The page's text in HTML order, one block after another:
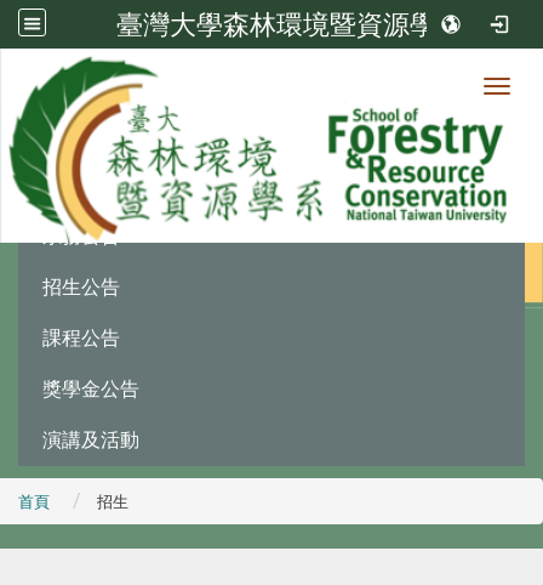
臺灣大學森林環境暨資源學系
最新消息
系務公告
招生公告
課程公告
獎學金公告
演講及活動
首頁 招生